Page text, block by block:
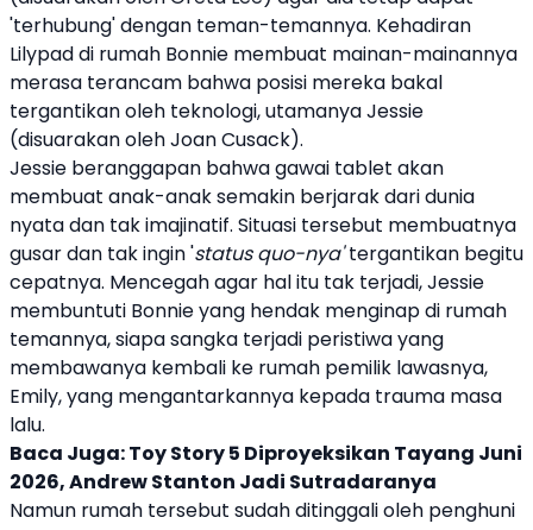
'terhubung' dengan teman-temannya. Kehadiran
Lilypad di rumah Bonnie membuat mainan-mainannya
merasa terancam bahwa posisi mereka bakal
tergantikan oleh teknologi, utamanya Jessie
(disuarakan oleh Joan Cusack).
Jessie beranggapan bahwa gawai tablet akan
membuat anak-anak semakin berjarak dari dunia
nyata dan tak imajinatif. Situasi tersebut membuatnya
gusar dan tak ingin 'status quo-nya'tergantikan begitu
cepatnya. Mencegah agar hal itu tak terjadi, Jessie
membuntuti Bonnie yang hendak menginap di rumah
temannya, siapa sangka terjadi peristiwa yang
membawanya kembali ke rumah pemilik lawasnya,
Emily, yang mengantarkannya kepada trauma masa
lalu.
Baca Juga:Toy Story 5 Diproyeksikan Tayang Juni
2026, Andrew Stanton Jadi Sutradaranya
Namun rumah tersebut sudah ditinggali oleh penghuni